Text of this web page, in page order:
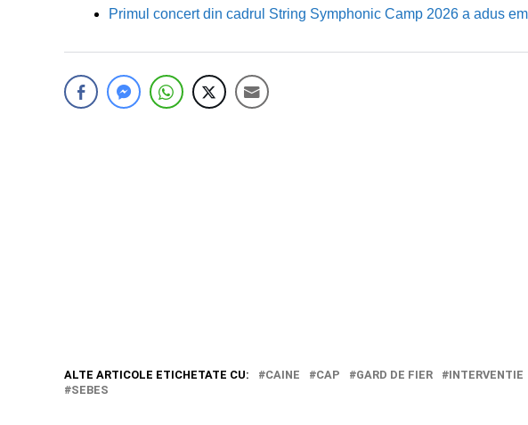
Primul concert din cadrul String Symphonic Camp 2026 a adus
ALTE ARTICOLE ETICHETATE CU: CAINE CAP GARD DE FIER INTERVENTIE
SEBES